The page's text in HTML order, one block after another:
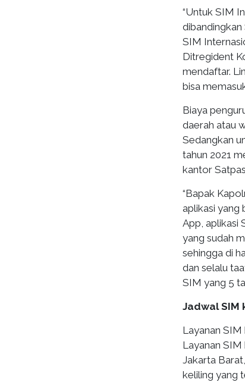
“Untuk SIM
dibandingkan
SIM
Ditregident
mendaftar.
bisa
Biaya
daerah atau
Sedangkan
tahun 2021
kantor
“Bapak
aplikasi yang
App, aplikasi
yang sudah
sehingga di
dan selalu
SIM yang 5
Jadwal SIM
Layanan SIM
Layanan
Jakarta
keliling yang